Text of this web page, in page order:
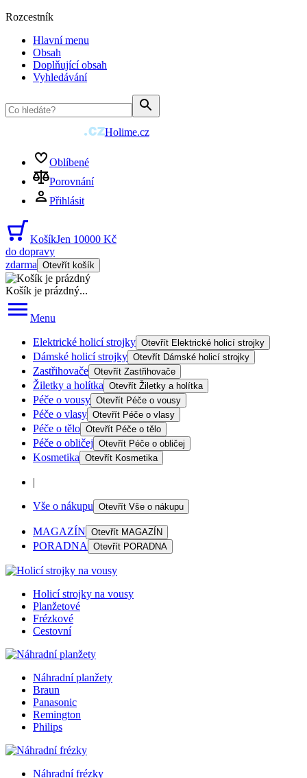
Rozcestník
Hlavní menu
Obsah
Doplňující obsah
Vyhledávání
Holime.cz
Oblíbené
Porovnání
Přihlásit
KošíkJen 10000 Kč
do dopravy
zdarma Otevřít košík
Košík je prázdný...
Menu
Elektrické holicí strojky Otevřít Elektrické holicí strojky
Dámské holicí strojky Otevřít Dámské holicí strojky
Zastřihovače Otevřít Zastřihovače
Žiletky a holítka Otevřít Žiletky a holítka
Péče o vousy Otevřít Péče o vousy
Péče o vlasy Otevřít Péče o vlasy
Péče o tělo Otevřít Péče o tělo
Péče o obličej Otevřít Péče o obličej
Kosmetika Otevřít Kosmetika
|
Vše o nákupu Otevřít Vše o nákupu
MAGAZÍN Otevřít MAGAZÍN
PORADNA Otevřít PORADNA
Holicí strojky na vousy
Planžetové
Frézkové
Cestovní
Náhradní planžety
Braun
Panasonic
Remington
Philips
Náhradní frézky